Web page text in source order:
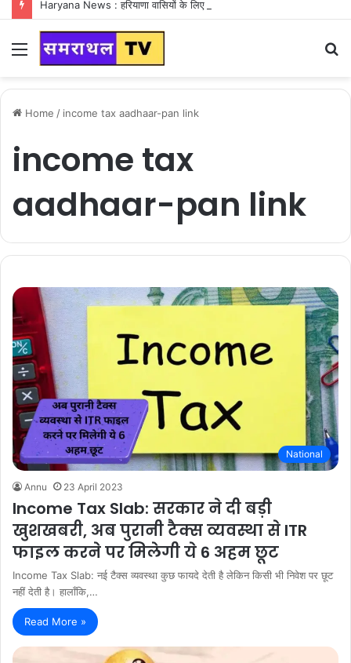
Menu
Home / income tax aadhaar-pan link
income tax
aadhaar-pan link
National
Annu 23 April 2023
Income Tax Slab: सरकार ने दी बड़ी
खुशखबरी, अब पुरानी टैक्स व्यवस्था से ITR
फाइल करने पर मिलेगी ये 6 अहम छूट
Income Tax Slab: नई टैक्स व्यवस्था कुछ फायदे देती है लेकिन किसी भी निवेश पर छूट
नहीं देती है। हालाँकि,…
Read More »